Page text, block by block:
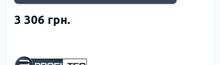
3 306 грн.